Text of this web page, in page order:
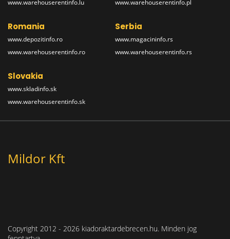
www.warehouserentinfo.lu
www.warehouserentinfo.pl
Romania
www.depozitinfo.ro
www.warehouserentinfo.ro
Serbia
www.magacininfo.rs
www.warehouserentinfo.rs
Slovakia
www.skladinfo.sk
www.warehouserentinfo.sk
Mildor Kft
Copyright 2012 - 2026 kiadoraktardebrecen.hu. Minden jog